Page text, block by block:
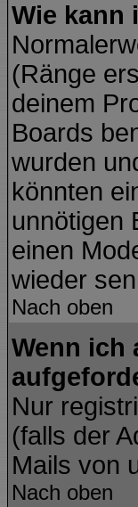
Wie kann
(Ränge
deinem
Boards
wurden
könnten
unnötigen
einen
wieder
Nach oben
Wenn ich
Nur
(falls der
Mails von
Nach oben